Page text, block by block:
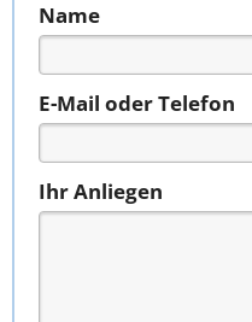
Name
E-Mail oder Telefon
Ihr Anliegen